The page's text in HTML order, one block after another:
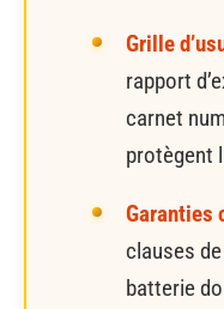
Grille
rapport
carnet
protègent
Garanties
clauses
batterie